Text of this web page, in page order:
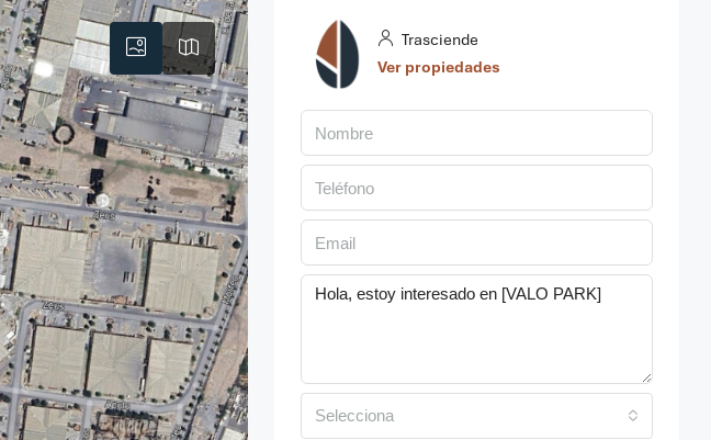
Trasciende
Ver propiedades
Selecciona